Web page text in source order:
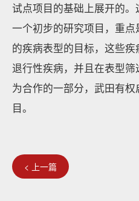
试点项目的基础上展开的
一个初步的研究项目，重
的疾病表型的目标，这些
退行性疾病，并且在表型
为合作的一部分，武田有
目。
< 上一篇